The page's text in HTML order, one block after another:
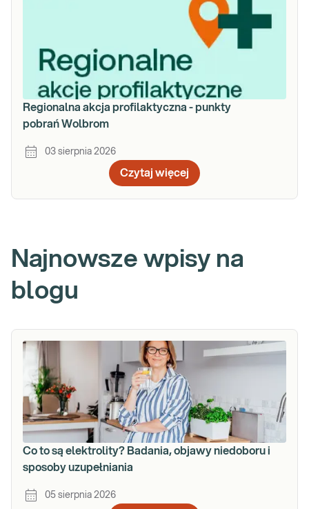
Regionalna akcja profilaktyczna - punkty
pobrań Wolbrom
03 sierpnia 2026
Czytaj więcej
Najnowsze wpisy na
blogu
Co to są elektrolity? Badania, objawy niedoboru i
sposoby uzupełniania
05 sierpnia 2026